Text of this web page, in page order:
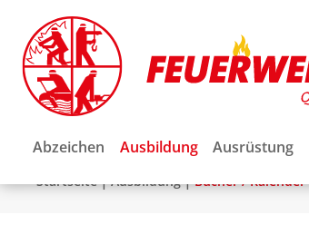
Abzeichen Ausbildung Ausrüstung
Startseite|Ausbildung|Bücher / Kalender